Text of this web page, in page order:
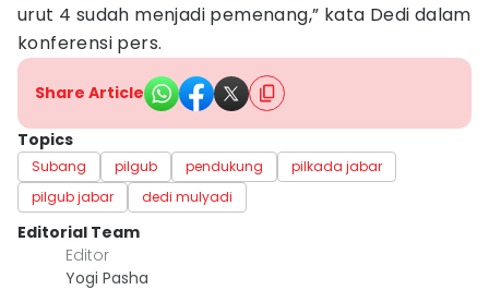
urut 4 sudah menjadi pemenang,” kata Dedi dalam
konferensi pers.
Share Article
Topics
Subang pilgub pendukung
pilkada jabar
pilgub jabar
dedi mulyadi
Editorial Team
Editor
Yogi Pasha